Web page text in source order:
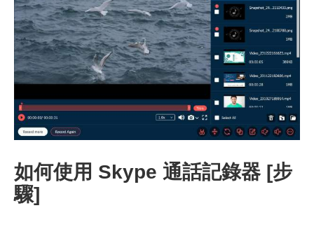
如何使用 Skype 通話記錄器 [步
驟]